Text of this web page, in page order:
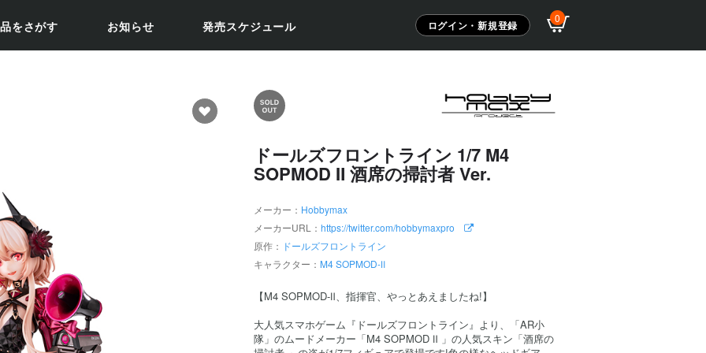
をさがす お知らせ 発売スケジュール ログイン・新規登録
0
ドールズフロントライン 1/7 M4
SOPMOD Ⅱ 酒席の掃討者 Ver.
メーカー： Hobbymax
メーカーURL：https://twitter.com/hobbymaxpro
原作： ドールズフロントライン
キャラクター： M4 SOPMOD-Ⅱ
【M4 SOPMOD-Ⅱ、指揮官、やっとあえましたね!】
大人気スマホゲーム『ドールズフロントライン』より、「AR小
隊」のムードメーカー「M4 SOPMOD Ⅱ 」の人気スキン「酒席の